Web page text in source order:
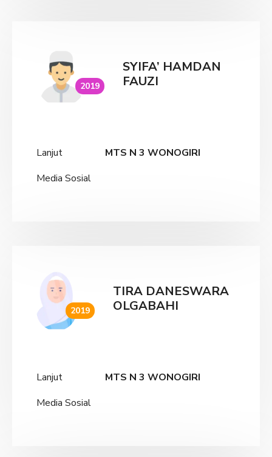
2019
SYIFA’ HAMDAN
FAUZI
Lanjut
MTS N 3 WONOGIRI
Media Sosial
2019
TIRA DANESWARA
OLGABAHI
Lanjut
MTS N 3 WONOGIRI
Media Sosial